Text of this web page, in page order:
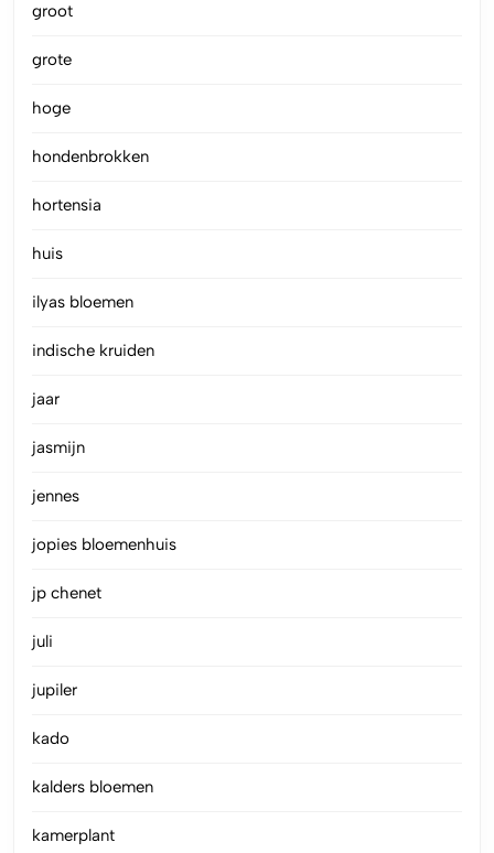
groot
grote
hoge
hondenbrokken
hortensia
huis
ilyas bloemen
indische kruiden
jaar
jasmijn
jennes
jopies bloemenhuis
jp chenet
juli
jupiler
kado
kalders bloemen
kamerplant